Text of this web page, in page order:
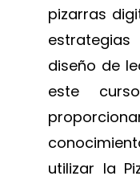
pizarras
diseño de
este
utilizar la